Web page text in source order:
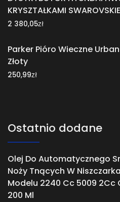
KRYSZTAŁKAMI
2 380,05zł
Parker Pióro Wieczne
Złoty
250,99zł
Ostatnio dodane
Olej Do Automatycznego
Noży Tnących W
Modelu 2240 Cc 5009 2Cc
200 Ml